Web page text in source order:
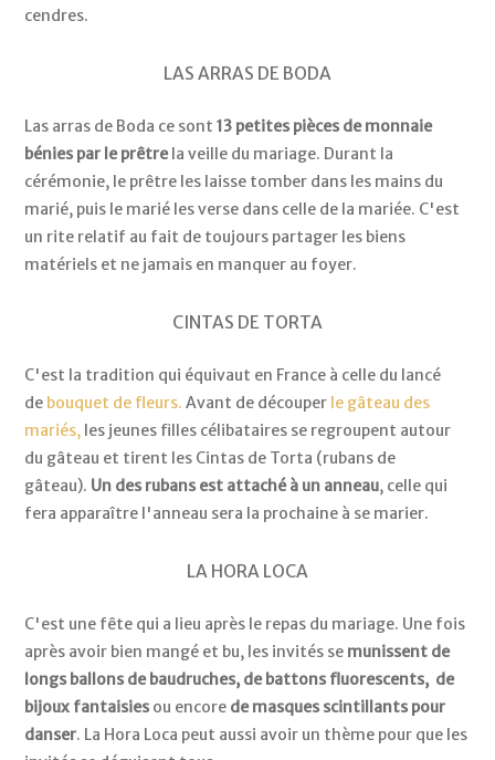
cendres.
LAS ARRAS DE BODA
Las arras de Boda ce sont13 petites pièces de monnaie
bénies par le prêtrela veille du mariage. Durant la
cérémonie, le prêtre les laisse tomber dans les mains du
marié, puis le marié les verse dans celle de la mariée. C'est
un rite relatif au fait de toujours partager les biens
matériels et ne jamais en manquer au foyer.
CINTAS DE TORTA
C'est la tradition qui équivaut en France à celle du lancé
de bouquet de fleurs. Avant de découper le gâteau des
mariés, les jeunes filles célibataires se regroupent autour
du gâteau et tirent les Cintas de Torta (rubans de
gâteau). Un des rubans est attaché à un anneau, celle qui
fera apparaître l'anneau sera la prochaine à se marier.
LA HORA LOCA
C'est une fête qui a lieu après le repas du mariage. Une fois
après avoir bien mangé et bu, les invités se munissent de
longs ballons de baudruches, de battons fluorescents, de
bijoux fantaisies ou encore de masques scintillants pour
danser. La Hora Loca peut aussi avoir un thème pour que les